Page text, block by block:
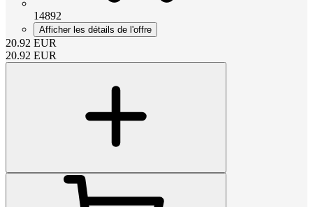
14892
Afficher les détails de l'offre
20.92 EUR
20.92 EUR